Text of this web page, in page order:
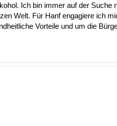
Ich bin immer auf der Suche
Welt. Für Hanf engagiere ich
Vorteile und um die